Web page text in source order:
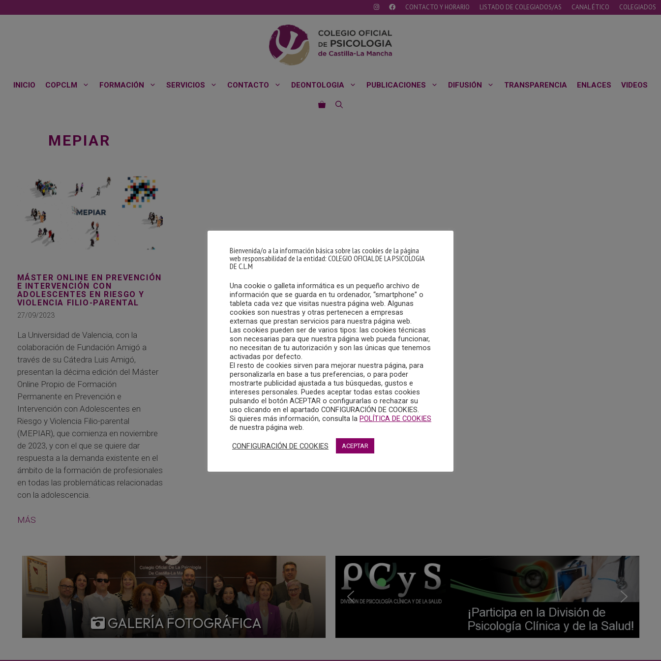
al
CONTACTO Y HORARIO LISTADO DE COLEGIADOS/AS CANAL ÉTICO COLEGIADOS
INICIO COPCLM FORMACIÓN SERVICIOS CONTACTO DEONTOLOGIA PUBLICACIONES DIFUSIÓN TRANSPARENCIA ENLACES VIDEOS
MEPIAR
MÁSTER ONLINE EN PREVENCIÓN
E INTERVENCIÓN CON
ADOLESCENTES EN RIESGO Y
VIOLENCIA FILIO-PARENTAL
27/09/2023
La Universidad de Valencia, con la
colaboración de Fundación Amigó a
través de su Cátedra Luis Amigó,
presentan la décima edición del Máster
Online Propio de Formación
Permanente en Prevención e
Intervención con Adolescentes en
Riesgo y Violencia Filio-parental
(MEPIAR), que comienza en noviembre
de 2023, y con el que se quiere dar
respuesta a la demanda existente en el
ámbito de la formación de profesionales
en todas las problemáticas relacionadas
con la adolescencia.
MÁS
GALERÍA FOTOGRÁFICA
Bienvenida/o a la información básica sobre las cookies de la página
web responsabilidad de la entidad: COLEGIO OFICIAL DE LA PSICOLOGIA
DE C.L.M
Una cookie o galleta informática es un pequeño archivo de
información que se guarda en tu ordenador, “smartphone” o
tableta cada vez que visitas nuestra página web. Algunas
cookies son nuestras y otras pertenecen a empresas
externas que prestan servicios para nuestra página web.
Las cookies pueden ser de varios tipos: las cookies técnicas
son necesarias para que nuestra página web pueda funcionar,
no necesitan de tu autorización y son las únicas que tenemos
activadas por defecto.
El resto de cookies sirven para mejorar nuestra página, para
personalizarla en base a tus preferencias, o para poder
mostrarte publicidad ajustada a tus búsquedas, gustos e
intereses personales. Puedes aceptar todas estas cookies
pulsando el botón ACEPTAR o configurarlas o rechazar su
uso clicando en el apartado CONFIGURACIÓN DE COOKIES.
Si quieres más información, consulta la POLÍTICA DE COOKIES
de nuestra página web.
CONFIGURACIÓN DE COOKIES ACEPTAR